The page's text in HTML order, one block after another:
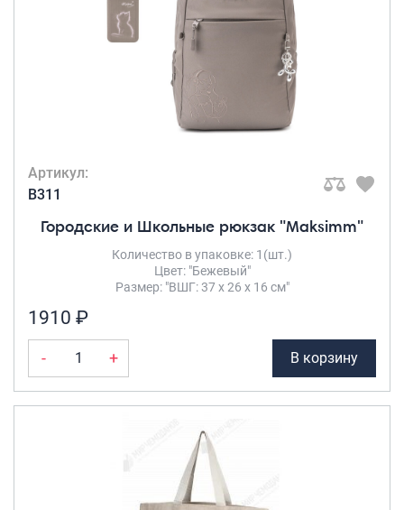
Артикул:
B311
Городские и Школьные рюкзак "Maksimm"
Количество в упаковке: 1(шт.)
Цвет: "Бежевый"
Размер: "ВШГ: 37 х 26 х 16 см"
1910 ₽
- + В корзину